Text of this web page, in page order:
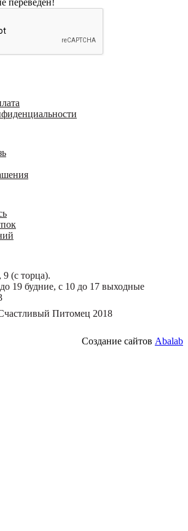
переведен!
(с торца).
19 будние, с 10 до 17 выходные
Питомец 2018
Создание сайтов Abalab